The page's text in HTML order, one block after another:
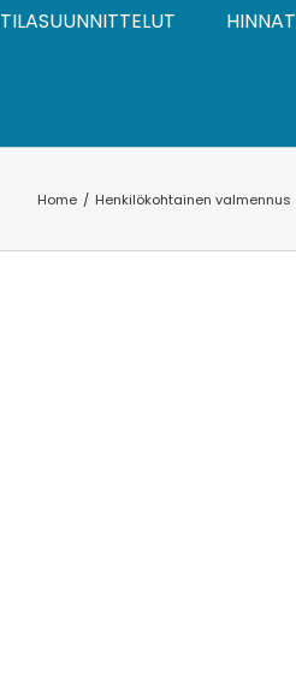
TILASUUNNITTELUT HINNAT
Home Henkilökohtainen valmennus